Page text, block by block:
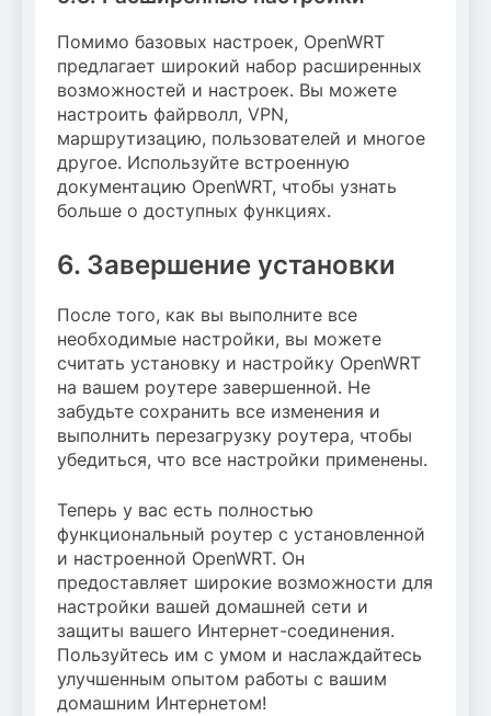
Помимо базовых настроек, OpenWRT
предлагает широкий набор расширенных
возможностей и настроек. Вы можете
настроить файрволл, VPN,
маршрутизацию, пользователей и многое
другое. Используйте встроенную
документацию OpenWRT, чтобы узнать
больше о доступных функциях.
6. Завершение установки
После того, как вы выполните все
необходимые настройки, вы можете
считать установку и настройку OpenWRT
на вашем роутере завершенной. Не
забудьте сохранить все изменения и
выполнить перезагрузку роутера, чтобы
убедиться, что все настройки применены.
Теперь у вас есть полностью
функциональный роутер с установленной
и настроенной OpenWRT. Он
предоставляет широкие возможности для
настройки вашей домашней сети и
защиты вашего Интернет-соединения.
Пользуйтесь им с умом и наслаждайтесь
улучшенным опытом работы с вашим
домашним Интернетом!